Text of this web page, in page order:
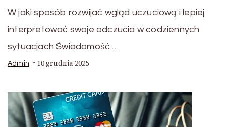
W jaki sposób rozwijać wgląd uczuciową i lepiej
interpretować swoje odczucia w codziennych
sytuacjach Świadomość …
Admin 10 grudnia 2025